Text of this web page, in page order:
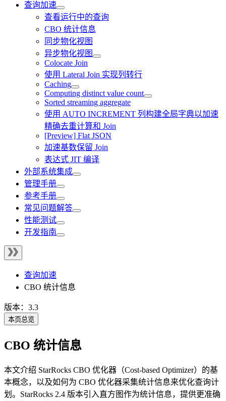
查询加速
查看运行中的查询
CBO 统计信息
同步物化视图
异步物化视图
Colocate Join
使用 Lateral Join 实现列转行
Caching
Computing distinct value count
Sorted streaming aggregate
使用 AUTO INCREMENT 列构建全局字典以加速
精确去重计算和 Join
[Preview] Flat JSON
加速基数保留 Join
表达式 JIT 编译
外部系统集成
管理手册
参考手册
常见问题解答
性能测试
开发指南
查询加速
CBO 统计信息
版本：3.3
本页总览
CBO 统计信息
本文介绍 StarRocks CBO 优化器（Cost-based Optimizer）的基
本概念，以及如何为 CBO 优化器采集统计信息来优化查询计
划。StarRocks 2.4 版本引入直方图作为统计信息，提供更准确